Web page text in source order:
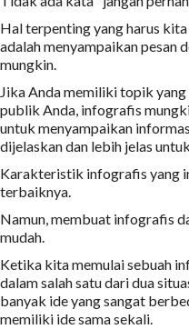
Hal terpenting yang harus
adalah menyampaikan pesan
mungkin.
Jika Anda memiliki topik
publik Anda, infografis
untuk menyampaikan
dijelaskan dan lebih jelas
Karakteristik infografis yang
terbaiknya.
Namun, membuat infografis
mudah.
Ketika kita memulai sebuah
dalam salah satu dari dua
banyak ide yang sangat
memiliki ide sama sekali.